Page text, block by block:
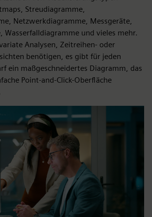
Streudiagramme,
Netzwerkdiagramme, Messgeräte,
Wasserfalldiagramme und vieles mehr.
Analysen, Zeitreihen- oder
benötigen, es gibt für jeden
ein maßgeschneidertes Diagramm, das
Point-and-Click-Oberfläche